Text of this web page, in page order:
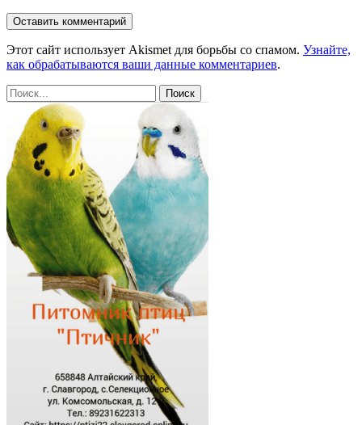
Этот сайт использует Akismet для борьбы со спамом. Узнайте,
как обрабатываются ваши данные комментариев.